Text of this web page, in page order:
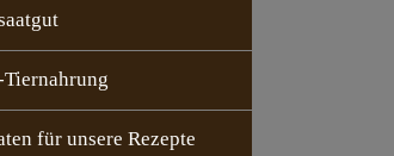
für unsere Rezepte